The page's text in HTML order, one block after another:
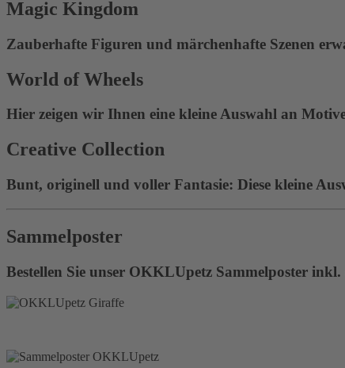
Magic Kingdom
Zauberhafte Figuren und märchenhafte Szenen
World of Wheels
Hier zeigen wir Ihnen eine kleine Auswahl an
Creative Collection
Bunt, originell und voller Fantasie: Diese kleine
Sammelposter
Bestellen Sie unser OKKLUpetz Sammelposter